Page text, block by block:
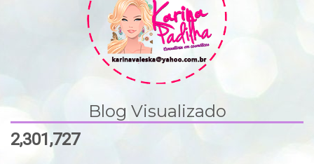
Blog Visualizado
2,301,727